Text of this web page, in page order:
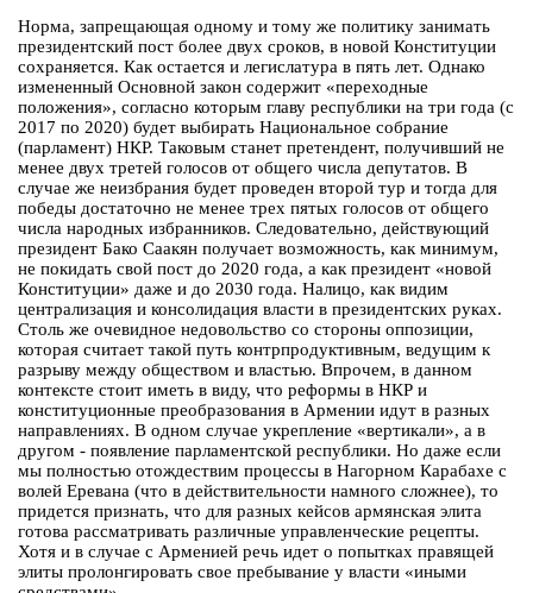
Норма, запрещающая одному и тому же политику занимать
президентский пост более двух сроков, в новой Конституции
сохраняется. Как остается и легислатура в пять лет. Однако
измененный Основной закон содержит «переходные
положения», согласно которым главу республики на три года (с
2017 по 2020) будет выбирать Национальное собрание
(парламент) НКР. Таковым станет претендент, получивший не
менее двух третей голосов от общего числа депутатов. В
случае же неизбрания будет проведен второй тур и тогда для
победы достаточно не менее трех пятых голосов от общего
числа народных избранников. Следовательно, действующий
президент Бако Саакян получает возможность, как минимум,
не покидать свой пост до 2020 года, а как президент «новой
Конституции» даже и до 2030 года. Налицо, как видим
централизация и консолидация власти в президентских руках.
Столь же очевидное недовольство со стороны оппозиции,
которая считает такой путь контрпродуктивным, ведущим к
разрыву между обществом и властью. Впрочем, в данном
контексте стоит иметь в виду, что реформы в НКР и
конституционные преобразования в Армении идут в разных
направлениях. В одном случае укрепление «вертикали», а в
другом - появление парламентской республики. Но даже если
мы полностью отождествим процессы в Нагорном Карабахе с
волей Еревана (что в действительности намного сложнее), то
придется признать, что для разных кейсов армянская элита
готова рассматривать различные управленческие рецепты.
Хотя и в случае с Арменией речь идет о попытках правящей
элиты пролонгировать свое пребывание у власти «иными